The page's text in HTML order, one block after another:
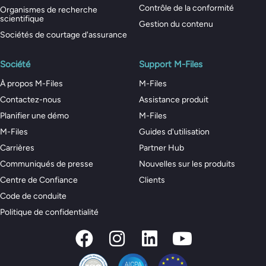
Organismes de recherche
scientifique
Sociétés de courtage d'assurance
Contrôle de la conformité
Gestion du contenu
Société
À propos M-Files
Contactez-nous
Planifier une démo
M-Files
Carrières
Communiqués de presse
Centre de Confiance
Code de conduite
Politique de confidentialité
Support M-Files
M-Files
Assistance produit
M-Files
Guides d'utilisation
Partner Hub
Nouvelles sur les produits
Clients